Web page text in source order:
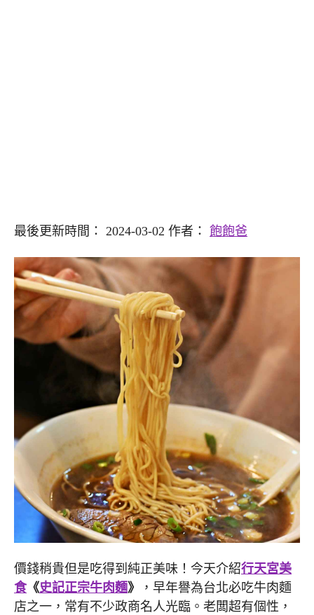
最後更新時間： 2024-03-02 作者： 飽飽爸
價錢稍貴但是吃得到純正美味！今天介紹行天宮美
食《史記正宗牛肉麵》
，早年譽為台北必吃牛肉麵
店之一，常有不少政商名人光臨。老闆超有個性，